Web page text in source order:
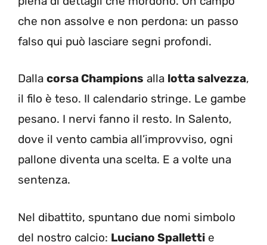
che non assolve e non perdona: un passo
falso qui può lasciare segni profondi.
Dalla corsa Champions alla lotta salvezza,
il filo è teso. Il calendario stringe. Le gambe
pesano. I nervi fanno il resto. In Salento,
dove il vento cambia all’improvviso, ogni
pallone diventa una scelta. E a volte una
sentenza.
Nel dibattito, spuntano due nomi simbolo
del nostro calcio: Luciano Spalletti e